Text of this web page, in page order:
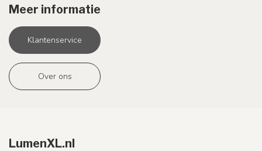
Meer informatie
Klantenservice
Over ons
LumenXL.nl